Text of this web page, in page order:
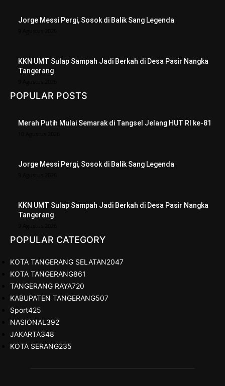
Jorge Messi Pergi, Sosok di Balik Sang Legenda
KKN UMT Sulap Sampah Jadi Berkah di Desa Pasir Nangka
Tangerang
POPULAR POSTS
Merah Putih Mulai Semarak di Tangsel Jelang HUT RI ke-81
Jorge Messi Pergi, Sosok di Balik Sang Legenda
KKN UMT Sulap Sampah Jadi Berkah di Desa Pasir Nangka
Tangerang
POPULAR CATEGORY
KOTA TANGERANG SELATAN2047
KOTA TANGERANG861
TANGERANG RAYA720
KABUPATEN TANGERANG507
Sport425
NASIONAL 392
JAKARTA348
KOTA SERANG235